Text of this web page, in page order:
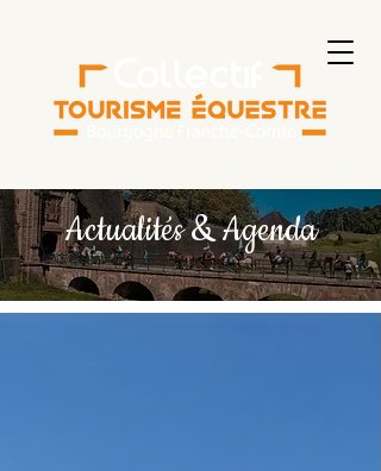
Actualités & Agenda